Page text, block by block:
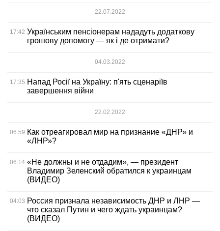
22.07.2022
17:42 Українським пенсіонерам нададуть додаткову
грошову допомогу — як і де отримати?
04.03.2022
17:35 Напад Росії на Україну: п'ять сценаріїв
завершення війни
22.02.2022
06:59 Как отреагировал мир на признание «ДНР» и
«ЛНР»?
06:14 «Не должны и не отдадим», — президент
Владимир Зеленский обратился к украинцам
(ВИДЕО)
04:03 Россия признала независимость ДНР и ЛНР —
что сказал Путин и чего ждать украинцам?
(ВИДЕО)